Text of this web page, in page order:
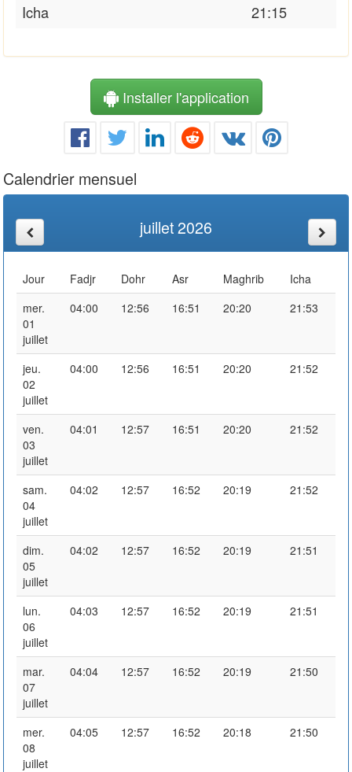
Icha
21:15
Installer l'application
Calendrier mensuel
juillet 2026
Jour Fadjr Dohr Asr Maghrib
Icha
mer.
01
juillet
04:00 12:56 16:51 20:20 21:53
jeu.
02
juillet
04:00 12:56 16:51 20:20 21:52
ven.
03
juillet
04:01 12:57 16:51 20:20 21:52
sam.
04
juillet
04:02 12:57 16:52 20:19 21:52
dim.
05
juillet
04:02 12:57 16:52 20:19 21:51
lun.
06
juillet
04:03 12:57 16:52 20:19 21:51
mar.
07
juillet
04:04 12:57 16:52 20:19 21:50
mer.
08
juillet
04:05 12:57 16:52 20:18 21:50